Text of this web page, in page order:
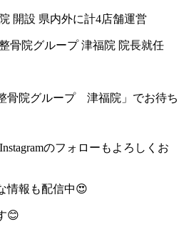
開設 県内外に計4店舗運営
骨院グループ 津福院 院長就任
骨院グループ 津福院」でお待ち
のフォローもよろしくお
情報も配信中😍
😊